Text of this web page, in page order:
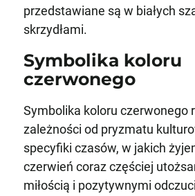
przedstawiane są w białych
skrzydłami.
Symbolika koloru
czerwonego
Symbolika koloru czerwonego
zależności od pryzmatu
specyfiki czasów, w jakich
czerwień coraz częściej
miłością i pozytywnymi